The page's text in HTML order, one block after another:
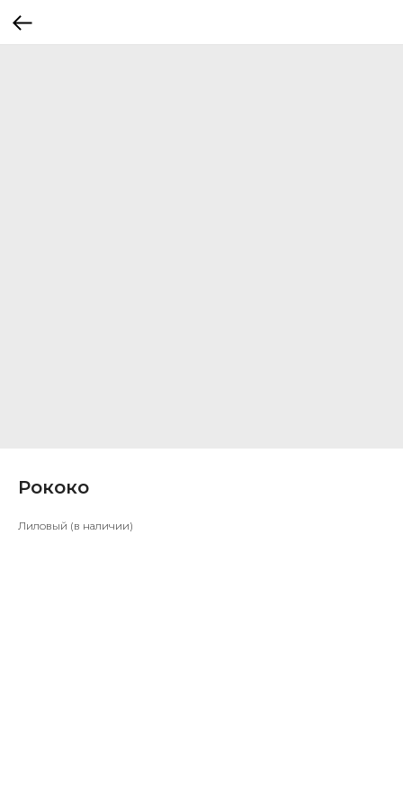
Рококо
Лиловый (в наличии)